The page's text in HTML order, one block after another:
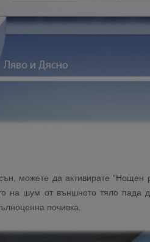
можете да активирате “Нощен
на шум от външното тяло пада
почивка.